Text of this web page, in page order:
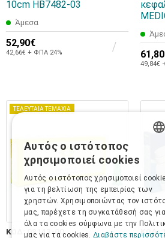
10cm HB7482-03
Άμεσα
52,90€
42,66€ + ΦΠΑ 24%
49,84€
ΤΕΛΕΥΤΑΙΑ ΤΕΜΑΧΙΑ
ΚΩΔ: 08143-00 ΚΩΔ:
Αυτός ο ιστότοπος
χρησιμοποιεί cookies
Αυτός ο ιστότοπος χρησιμοποιεί
για τη βελτίωση της εμπειρίας των
χρηστών. Χρησιμοποιώντας τον
μας, παρέχετε τη συγκατάθεσή σας για
όλα τα cookies σύμφωνα με την
μας για τα cookies. Διαβάστε